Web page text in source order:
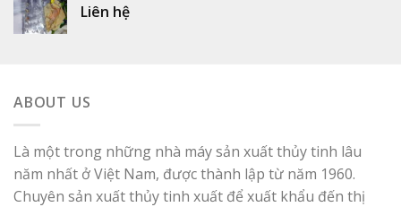
Liên hệ
ABOUT US
Là một trong những nhà máy sản xuất thủy tinh lâu
năm nhất ở Việt Nam, được thành lập từ năm 1960.
Chuyên sản xuất thủy tinh xuất để xuất khẩu đến thị